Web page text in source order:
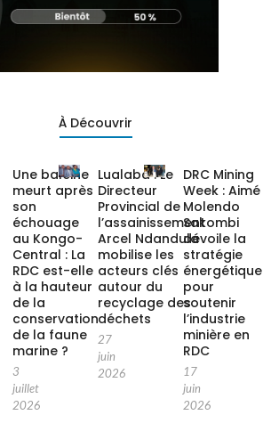
À Découvrir
Une baleine
meurt après
son
échouage
au Kongo-
Central : La
RDC est-elle
à la hauteur
de la
conservation
de la faune
marine ?
3
juillet
2026
Lualaba : Le
Directeur
Provincial de
l’assainissement
Arcel Ndandula
mobilise les
acteurs clés
autour du
recyclage des
déchets
27
juin
2026
DRC Mining
Week : Aimé
Molendo
Sakombi
dévoile la
stratégie
énergétique
pour
soutenir
l’industrie
minière en
RDC
17
juin
2026